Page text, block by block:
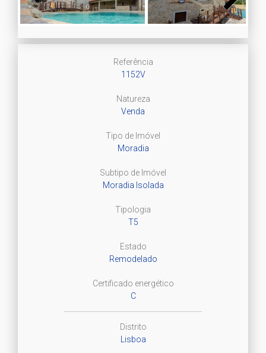
Next
Referência
1152V
Natureza
Venda
Tipo de Imóvel
Moradia
Subtipo de Imóvel
Moradia Isolada
Tipologia
T5
Estado
Remodelado
Certificado energético
C
Distrito
Lisboa